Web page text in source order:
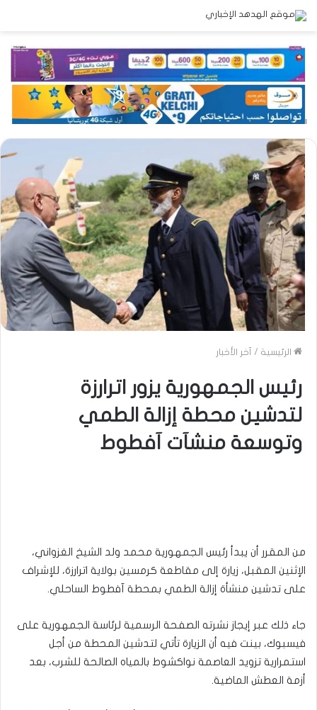
الرئيسية / آخر الأخبار
رئيس الجمهورية يزور اترارزة
لتدشين محطة إزالة الطمي
وتوسعة منشآت آفطوط
من المقرر أن يبدأ رئيس الجمهورية محمد ولد الشيخ الغزواني،
الإثنين المقبل، زيارة إلى مقاطعة كرمسين بولاية اترارزة، للإشراف
على تدشين منشأة إزالة الطمي بمحطة آفطوط الساحلي.
جاء ذلك عبر إيجاز نشرته الصفحة الرسمية لرئاسة الجمهورية على
فيسبوك، بينت فيه أن الزيارة تأتي لتدشين المحطة من أجل
استمرارية تزويد العاصمة نواكشوط بالمياه الصالحة للشرب، بعد
أزمة العطش الماضية.